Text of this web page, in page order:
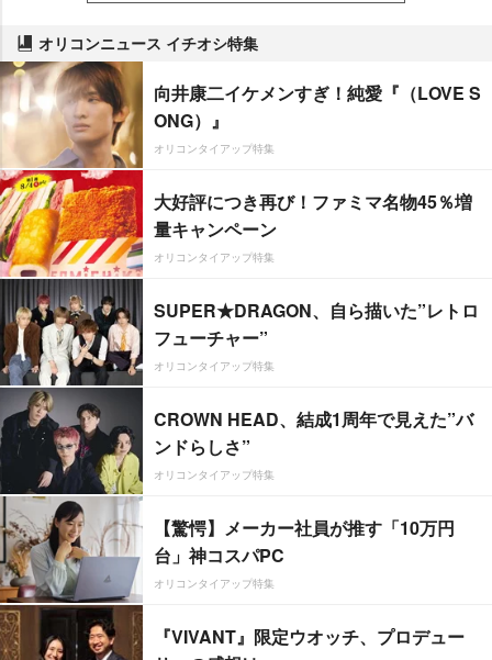
オリコンニュース イチオシ特集
向井康二イケメンすぎ！純愛『（LOVE S
ONG）』
オリコンタイアップ特集
大好評につき再び！ファミマ名物45％増
量キャンペーン
オリコンタイアップ特集
SUPER★DRAGON、自ら描いた”レトロ
フューチャー”
オリコンタイアップ特集
CROWN HEAD、結成1周年で見えた”バ
ンドらしさ”
オリコンタイアップ特集
【驚愕】メーカー社員が推す「10万円
台」神コスパPC
オリコンタイアップ特集
『VIVANT』限定ウオッチ、プロデュー